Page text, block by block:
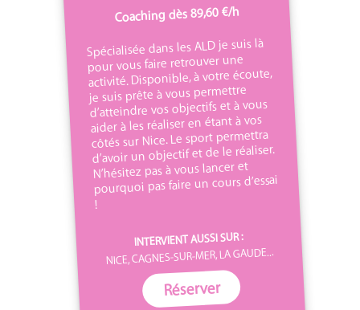
Coaching dès 89,60 €/h
Spécialisée dans les ALD je suis là
pour vous faire retrouver une
activité. Disponible, à votre écoute,
je suis prête à vous permettre
d’atteindre vos objectifs et à vous
aider à les réaliser en étant à vos
côtés sur Nice. Le sport permettra
d’avoir un objectif et de le réaliser.
N’hésitez pas à vous lancer et
pourquoi pas faire un cours d’essai
!
INTERVIENT AUSSI SUR :
NICE, CAGNES-SUR-MER, LA GAUDE...
Réserver